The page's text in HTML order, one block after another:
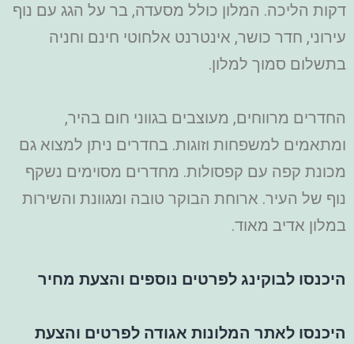
דקות הליכה. המלון כולל מסעדה, בר על הגג עם נוף
עירוני, חדר כושר, אינטרנט אלחוטי חינם וחניה
בתשלום סמוך למלון.
החדרים מרווחים, מעוצבים בגווני חום בהיר,
ומתאמים למשפחות וזוגות. בחדרים ניתן למצוא גם
מכונת קפה עם קפסולות. מחדרים מסוימים נשקף
נוף של העיר. ארוחת הבוקר טובה ומגוונת והשירות
במלון אדיב מאוד.
היכנסו לבוקינג לפרטים נוספים והצעת מחיר
היכנסו לאתר המלונות אגודה לפרטים והצעת